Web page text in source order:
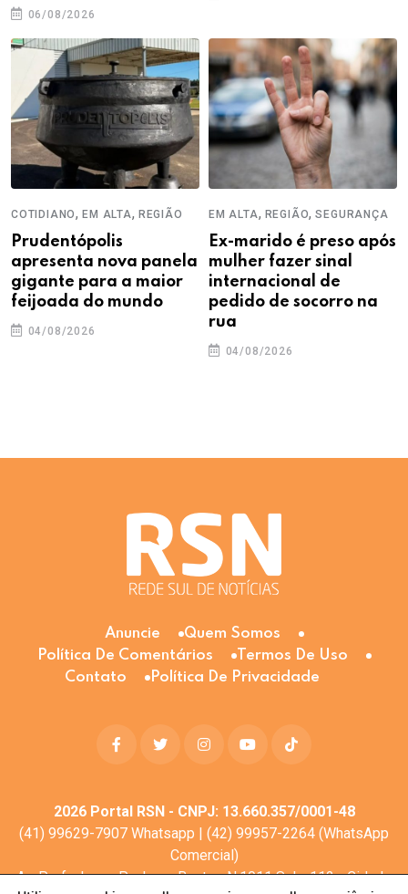
06/08/2026
COTIDIANO,EM ALTA, REGIÃO
Prudentópolis
apresenta nova panela
gigante para a maior
feijoada do mundo
04/08/2026
EM ALTA, REGIÃO,SEGURANÇA
Ex-marido é preso após
mulher fazer sinal
internacional de
pedido de socorro na
rua
04/08/2026
Anuncie
Quem Somos
Política De Comentários
Termos De Uso
Contato
Política De Privacidade
2026Portal RSN - CNPJ: 13.660.357/0001-48
(41) 99629-7907 Whatsapp | (42) 99957-2264 (WhatsApp
Comercial)
Av. Profa. Laura Pacheco Bastos N:1011 Sala: 112 - Cidade